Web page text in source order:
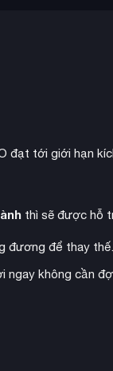
chí xây thác
đạt tới giới hạn
thì sẽ được hỗ
đương để thay thế.
ngay không cần